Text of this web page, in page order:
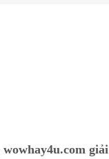
wowhay4u.com giải